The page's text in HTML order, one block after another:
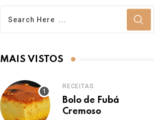
MAIS VISTOS
RECEITAS
Bolo de Fubá
Cremoso